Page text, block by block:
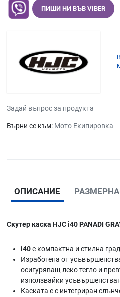
ПИШИ НИ ВЪВ VIBER
Задай въпрос за продукта
Върни се към: Мото Екипировка
ОПИСАНИЕ
Скутер каска HJC i40 PANADI
i40е компактна и стилна
Изработена от
осигуряващ леко тегло и
използвайки
Каската е с интегриран